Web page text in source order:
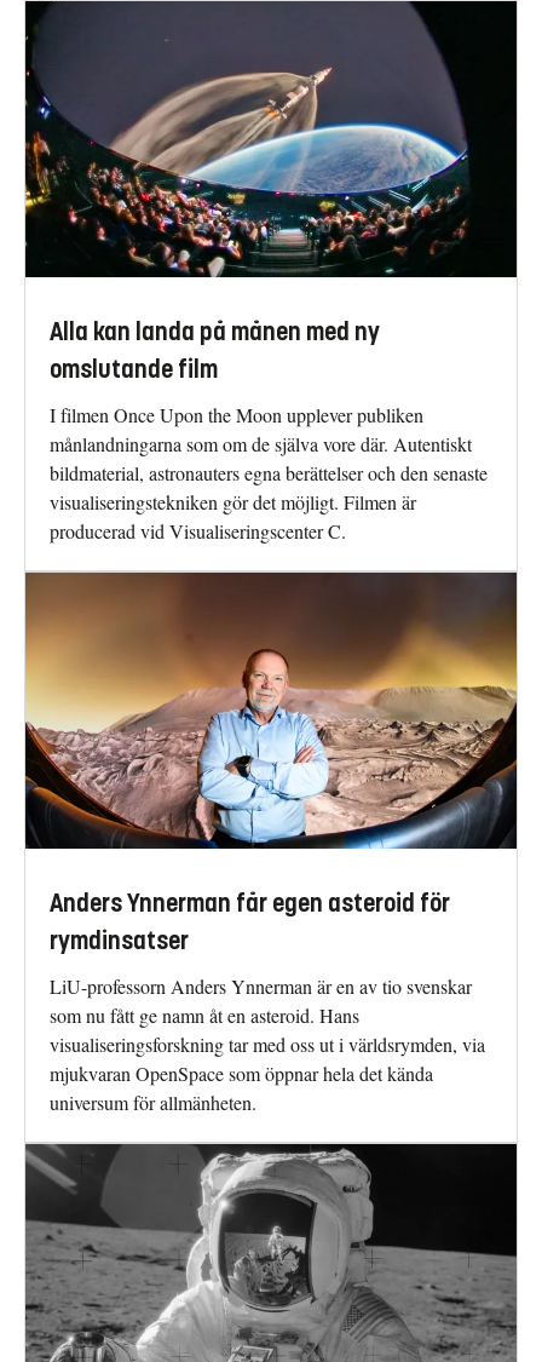
Alla kan landa på månen med ny
omslutande film
I filmen Once Upon the Moon upplever publiken
månlandningarna som om de själva vore där. Autentiskt
bildmaterial, astronauters egna berättelser och den senaste
visualiseringstekniken gör det möjligt. Filmen är
producerad vid Visualiseringscenter C.
Anders Ynnerman får egen asteroid för
rymdinsatser
LiU-professorn Anders Ynnerman är en av tio svenskar
som nu fått ge namn åt en asteroid. Hans
visualiseringsforskning tar med oss ut i världsrymden, via
mjukvaran OpenSpace som öppnar hela det kända
universum för allmänheten.